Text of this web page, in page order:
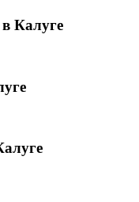
Калуге